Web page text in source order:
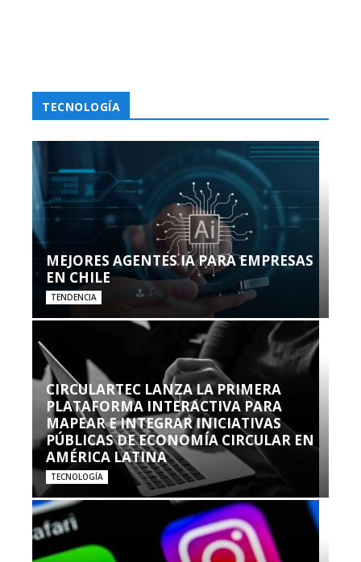
TECNOLOGÍA
MEJORES AGENTES IA PARA EMPRESAS
EN CHILE
TENDENCIA
CIRCULARTEC LANZA LA PRIMERA
PLATAFORMA INTERACTIVA PARA
MAPEAR E INTEGRAR INICIATIVAS
PÚBLICAS DE ECONOMÍA CIRCULAR EN
AMÉRICA LATINA
TECNOLOGÍA